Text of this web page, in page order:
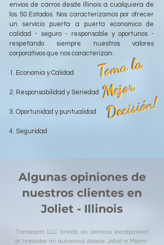
envios de carros desde Illinois a cualquiera de
los 50 Estados. Nos caracterizamos por ofrecer
un servicio puerta a puerta economico de
calidad - seguro - responsable y oportunos -
respetando siempre nuestros valores
corporativos que nos caracterizan:
1. Economia y Calidad
2. Responsabilidad y Seriedad
3. Oportunidad y puntualidad
4. Seguridad
T
o
m
a l
a
M
ej
o
r
D
e
ci
si
ó
n!
Algunas opiniones de
nuestros clientes en
Joliet - Illinois
Transcarro LLC brindo un servicio excepcional
al trasladar mi automovil desde Joliet a Miami.